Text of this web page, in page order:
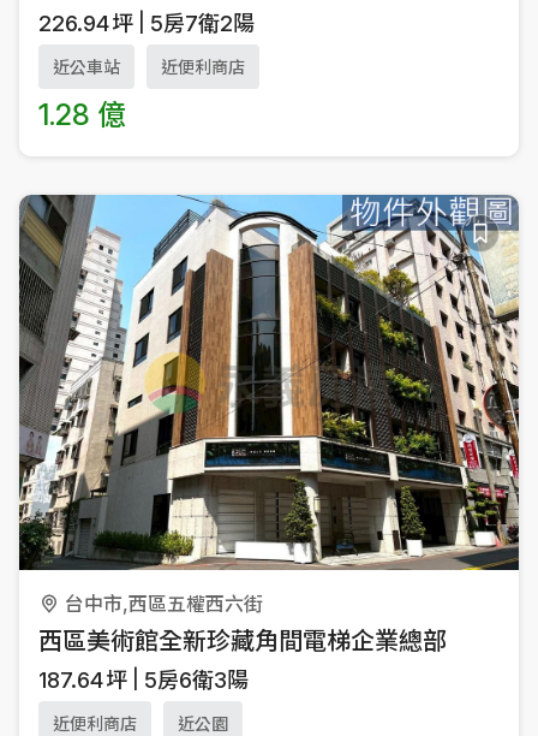
226.94坪 5房7衛2陽
近公車站 近便利商店
1.28 億
台中市,西區五權西六街
西區美術館全新珍藏角間電梯企業總部
187.64坪 5房6衛3陽
近便利商店 近公園